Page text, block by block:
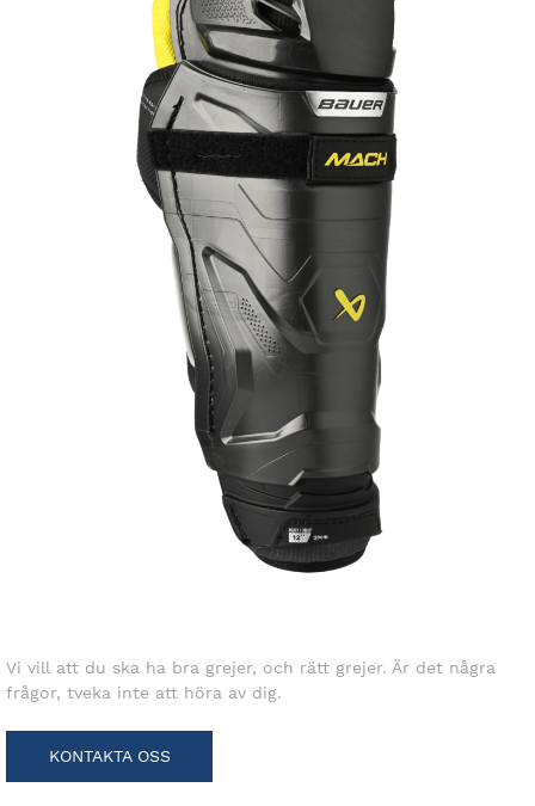
Vi vill att du ska ha bra grejer, och rätt grejer. Är det några
frågor, tveka inte att höra av dig.
KONTAKTA OSS